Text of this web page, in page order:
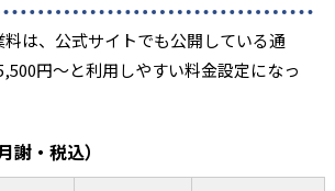
は、公式サイトでも公開している通
円〜と利用しやすい料金設定になっ
謝・税込）